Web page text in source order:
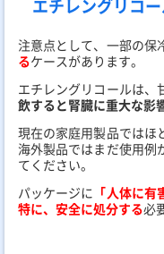
エチレングリコ
注意点として、一部の保
るケースがあります。
エチレングリコールは、
飲すると腎臓に重大な影
現在の家庭用製品ではほ
海外製品ではまだ使用例
てください。
パッケージに 「人体に
特に、安全に処分する必